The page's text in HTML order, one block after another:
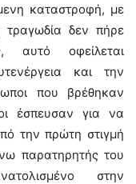
καταστροφή, με
τραγωδία δεν πήρε
αυτό οφείλεται
και την
που βρέθηκαν
έσπευσαν για να
την πρώτη στιγμή
παρατηρητής του
στην